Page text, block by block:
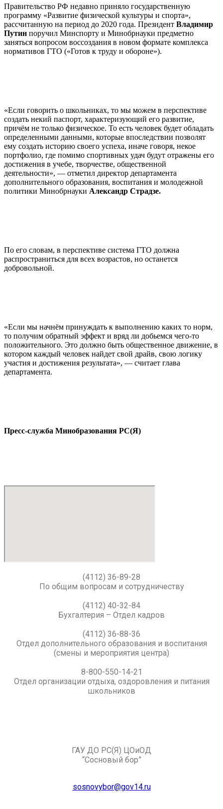
Правительство РФ недавно приняло государственную
программу «Развитие физической культуры и спорта»,
рассчитанную на период до 2020 года. Президент Владимир
Путин поручил Минспорту и Минобрнауки предметно
заняться вопросом воссоздания в новом формате комплекса
нормативов ГТО («Готов к труду и обороне»).
«Если говорить о школьниках, то мы можем в перспективе
создать некий паспорт, характеризующий его развитие,
причём не только физическое. То есть человек будет обладать
определенными данными, которые впоследствии позволят
ему создать историю своего успеха, иначе говоря, некое
портфолио, где помимо спортивных удач будут отражены его
достижения в учебе, творчестве, общественной
деятельности», — отметил директор департамента
дополнительного образования, воспитания и молодежной
политики Минобрнауки Александр Страдзе.
По его словам, в перспективе система ГТО должна
распространиться для всех возрастов, но останется
добровольной.
«Если мы начнём принуждать к выполнению каких то норм,
то получим обратный эффект и вряд ли добьемся чего-то
положительного. Это должно быть общественное движение, в
котором каждый человек найдет свой драйв, свою логику
участия и достижения результата», — считает глава
департамента.
Пресс-служба Минобразования РС(Я)
(4112) 36-89-28
По общим вопросам и сотрудничеству
(4112) 40-32-84
Бухгалтерия – Отдел кадров
(4112) 36-88-36
Отдел дополнительного образования и воспитания
(смены и мероприятия центра)
8-800-550-14-21
Отдел организации отдыха, оздоровления и питания
школьников
ГАУ ДО РС(Я) ЦОиОД
“Сосновый бор”
sosnovybor@gov14.ru